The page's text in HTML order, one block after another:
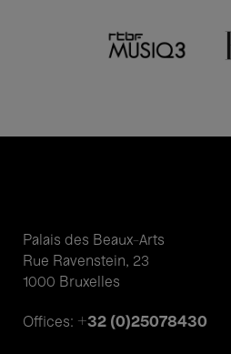
Palais des Beaux-Arts
Rue Ravenstein, 23
1000 Bruxelles
Offices: +32 (0)25078430